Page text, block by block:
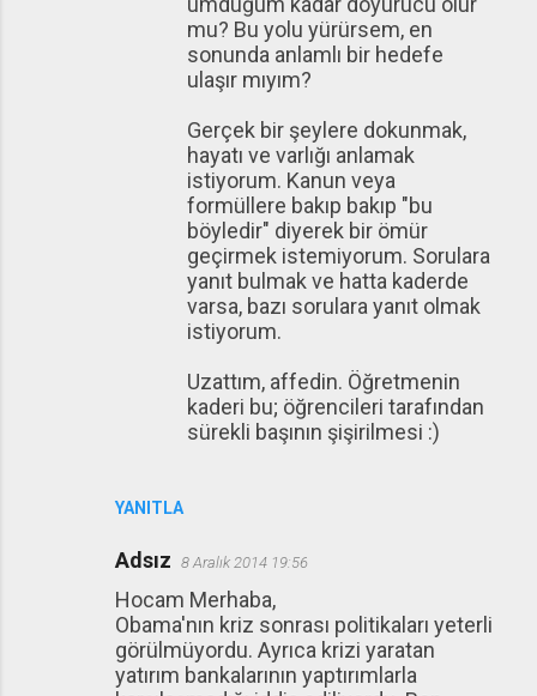
YANITLA
mu? Bu yolu yürürsem, en
sonunda anlamlı bir hedefe
ulaşır mıyım?
Gerçek bir şeylere dokunmak,
hayatı ve varlığı anlamak
istiyorum. Kanun veya
formüllere bakıp bakıp "bu
böyledir" diyerek bir ömür
geçirmek istemiyorum. Sorulara
yanıt bulmak ve hatta kaderde
varsa, bazı sorulara yanıt olmak
istiyorum.
Uzattım, affedin. Öğretmenin
kaderi bu; öğrencileri tarafından
sürekli başının şişirilmesi :)
Adsız 8 Aralık 2014 19:56
Hocam Merhaba,
Obama'nın kriz sonrası politikaları yeterli
görülmüyordu. Ayrıca krizi yaratan
yatırım bankalarının yaptırımlarla